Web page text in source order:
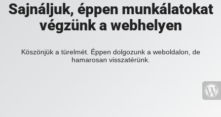
Sajnáljuk, éppen munkálatokat
végzünk a webhelyen
Köszönjük a türelmét. Éppen dolgozunk a weboldalon, de
hamarosan visszatérünk.